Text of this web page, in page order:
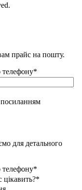
прайс на пошту.
для детального